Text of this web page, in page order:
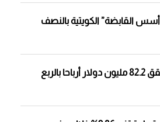
“أسس القابضة” الكويتية بالنصف
“أكوا السعودية” تحقق 82.2 مليون دولار أرباحا بالربع